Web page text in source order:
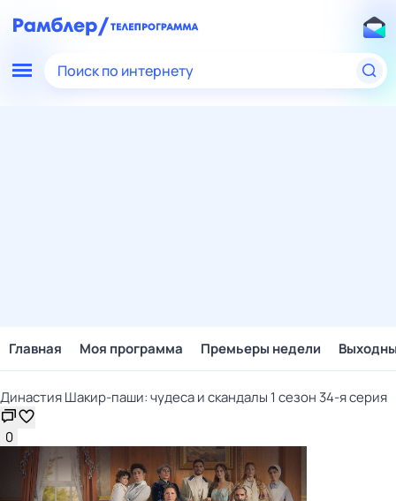
Поиск по интернету
Главная Моя программа Премьеры недели
Династия Шакир-паши: чудеса и скандалы 1 сезон 34-я серия
0